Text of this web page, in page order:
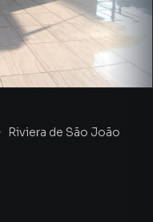
Riviera de São João